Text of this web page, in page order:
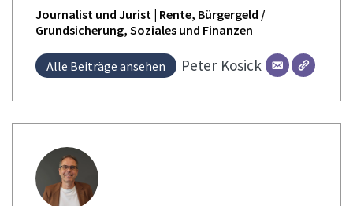
Journalist und Jurist | Rente, Bürgergeld /
Grundsicherung, Soziales und Finanzen
Alle Beiträge ansehen Peter Kosick